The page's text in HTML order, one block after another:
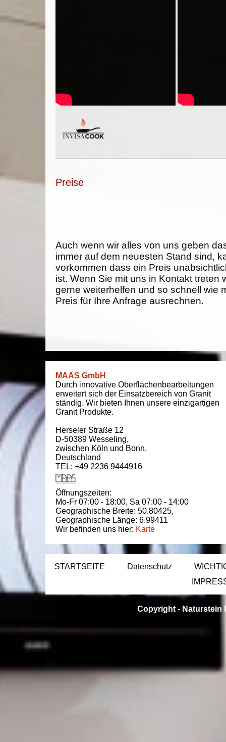
Preise
Auch wenn wir alles von uns geben
immer auf dem neuesten Stand sind,
vorkommen dass ein Preis
ist. Wenn Sie mit uns in Kontakt treten
gerne weiterhelfen und so schnell wie
Preis für Ihre Anfrage ausrechnen.
MAAS GmbH
Durch innovative Oberflächenbearbeitungen
erweitert sich der Einsatzbereich von Granit
ständig. Wir bieten Ihnen unsere einzigartigen
Granit Produkte.
Herseler Straße 12
D-50389 Wesseling,
zwischen Köln und Bonn,
Deutschland
TEL: +49 2236 9444916
Öffnungszeiten:
Mo-Fr 07:00 - 18:00, Sa 07:00 - 14:00
Geographische Breite: 50.80425,
Geographische Länge: 6.99411
Wir befinden uns hier: Karte
STARTSEITE Datenschutz
Copyright - Naturstein